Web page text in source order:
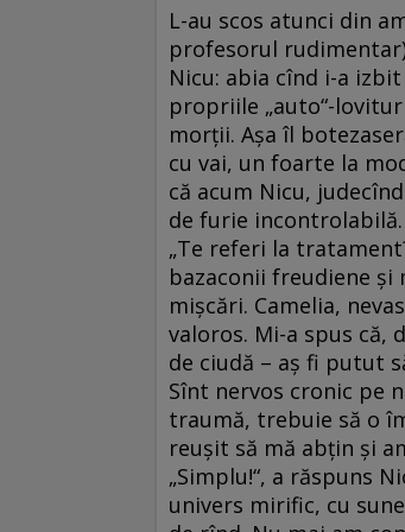
L-au scos atunci din
profesorul
Nicu: abia cînd i-a
propriile „auto“-
morții. Așa îl
cu vai, un foarte la
că acum Nicu,
de furie
„Te referi la
bazaconii freudiene
mișcări. Camelia,
valoros. Mi-a spus
de ciudă – aș fi putut
Sînt nervos cronic pe
traumă, trebuie să o
reușit să mă abțin și
„Simplu!“, a răspuns
univers mirific, cu